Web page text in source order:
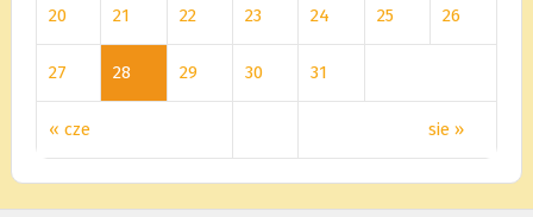
« cze sie »
20 21 22 23 24 25 26
27 28 29 30 31